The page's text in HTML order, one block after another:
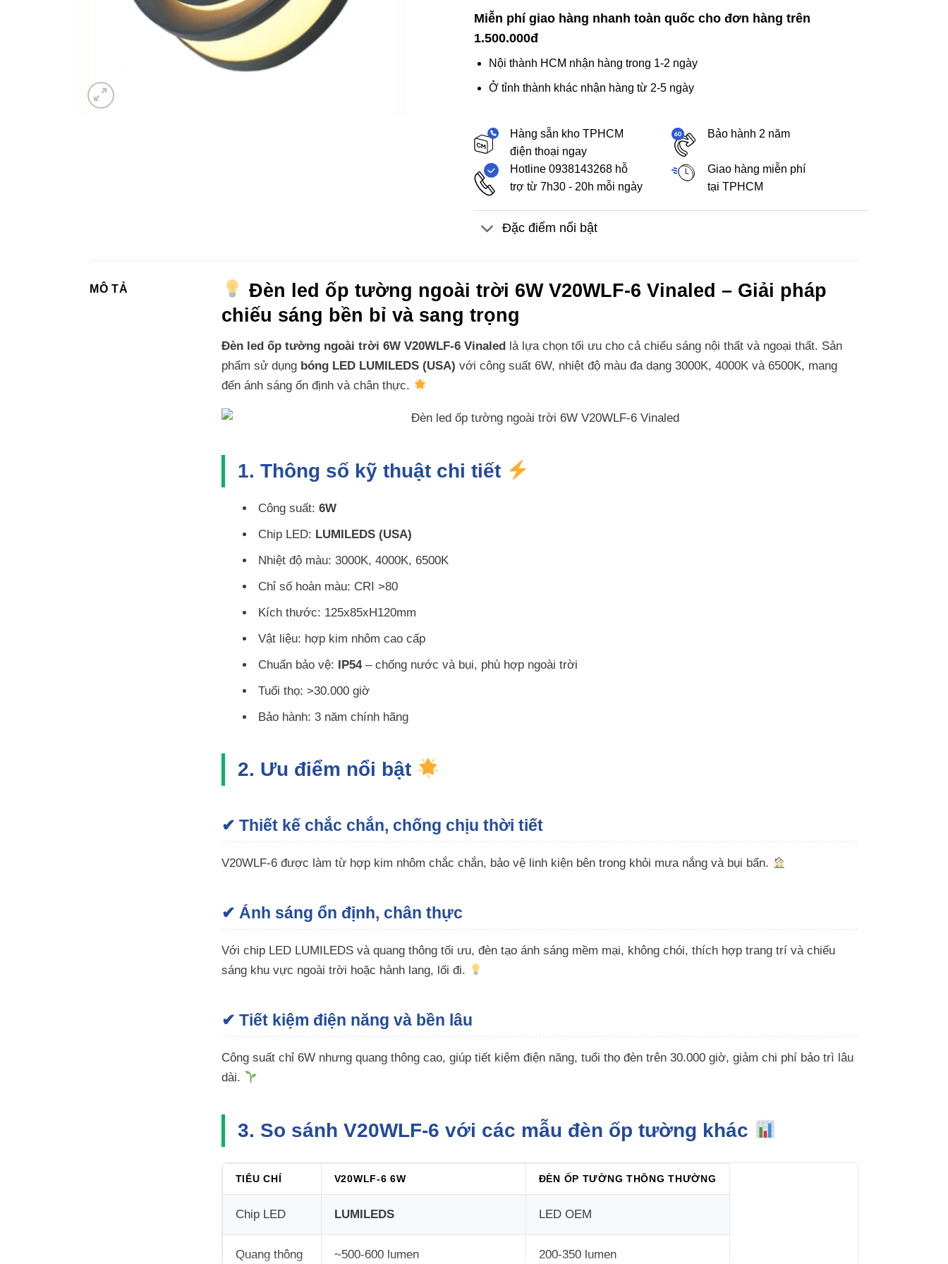
Miễn phí giao hàng nhanh toàn quốc cho đơn hàng trên
1.500.000đ
Nội thành HCM nhận hàng trong 1-2 ngày
Ở tỉnh thành khác nhận hàng từ 2-5 ngày
Hàng sẵn kho TPHCM
điện thoại ngay
Bảo hành 2 năm
Hotline 0938143268 hỗ
trợ từ 7h30 - 20h mỗi ngày
Giao hàng miễn phí
tại TPHCM
Đặc điểm nổi bật
MÔ TẢ
Đèn led ốp tường ngoài trời 6W V20WLF-6 Vinaled – Giải pháp
chiếu sáng bền bỉ và sang trọng
Đèn led ốp tường ngoài trời 6W V20WLF-6 Vinaled
là lựa chọn tối ưu cho cả chiếu sáng nội thất và ngoại thất. Sản
phẩm sử dụng bóng LED LUMILEDS (USA) với công suất 6W, nhiệt độ màu đa dạng 3000K, 4000K và 6500K, mang
đến ánh sáng ổn định và chân thực.
1. Thông số kỹ thuật chi tiết
Công suất: 6W
Chip LED: LUMILEDS (USA)
Nhiệt độ màu: 3000K, 4000K, 6500K
Chỉ số hoàn màu: CRI >80
Kích thước: 125x85xH120mm
Vật liệu: hợp kim nhôm cao cấp
Chuẩn bảo vệ:
IP54– chống nước và bụi, phù hợp ngoài trời
Tuổi thọ: >30.000 giờ
Bảo hành: 3 năm chính hãng
2. Ưu điểm nổi bật
✔ Thiết kế chắc chắn, chống chịu thời tiết
V20WLF-6 được làm từ hợp kim nhôm chắc chắn, bảo vệ linh kiện bên trong khỏi mưa nắng và bụi bẩn.
✔ Ánh sáng ổn định, chân thực
Với chip LED LUMILEDS và quang thông tối ưu, đèn tạo ánh sáng mềm mại, không chói, thích hợp trang trí và chiếu
sáng khu vực ngoài trời hoặc hành lang, lối đi.
✔ Tiết kiệm điện năng và bền lâu
Công suất chỉ 6W nhưng quang thông cao, giúp tiết kiệm điện năng, tuổi thọ đèn trên 30.000 giờ, giảm chi phí bảo trì lâu
dài.
3. So sánh V20WLF-6 với các mẫu đèn ốp tường khác
TIÊU CHÍ V20WLF-6 6W ĐÈN ỐP TƯỜNG THÔNG THƯỜNG
Chip LED LUMILEDS LED OEM
Quang thông ~500-600 lumen 200-350 lumen